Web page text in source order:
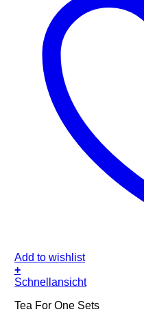
Add to wishlist
+
Schnellansicht
Tea For One Sets